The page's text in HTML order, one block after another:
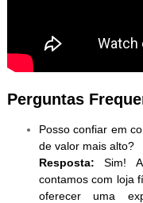
Perguntas
Posso confiar em
de valor mais alto?
Resposta: Sim!
contamos com loja
oferecer uma